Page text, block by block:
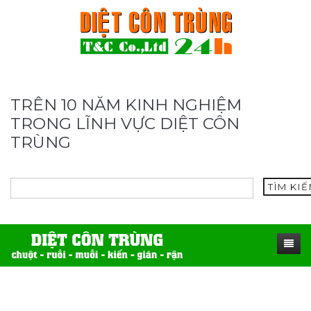
TRÊN 10 NĂM KINH NGHIỆM
TRONG LĨNH VỰC DIỆT CÔN
TRÙNG
TÌM